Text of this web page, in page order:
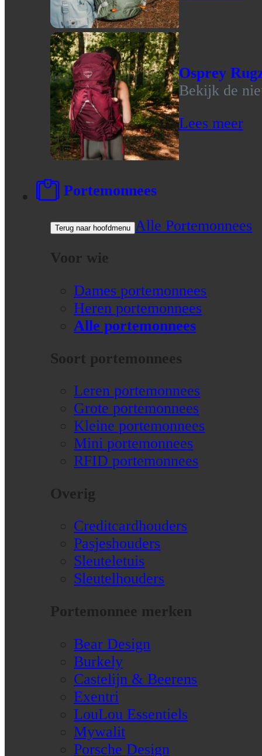
Osprey
Bekijk de
Lees meer
Portemonnees
Terug naar hoofdmenu Alle Portemonnees
Voor wie
Dames portemonnees
Heren portemonnees
Alle portemonnees
Soort portemonnees
Leren portemonnees
Grote portemonnees
Kleine portemonnees
Mini portemonnees
RFID portemonnees
Overig
Creditcardhouders
Pasjeshouders
Sleuteletuis
Sleutelhouders
Portemonnee merken
Bear Design
Burkely
Castelijn & Beerens
Exentri
LouLou Essentiels
Mywalit
Porsche Design